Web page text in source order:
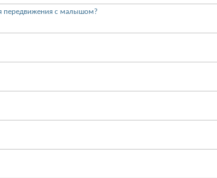
передвижения с малышом?